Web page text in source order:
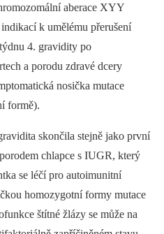
aberace XYY
k umělému přerušení
4. gravidity po
a porodu zdravé dcery
nosička mutace
formě).
skončila stejně jako první
chlapce s IUGR, který
se léčí pro autoimunitní
homozygotní formy mutace
štítné žlázy se může na